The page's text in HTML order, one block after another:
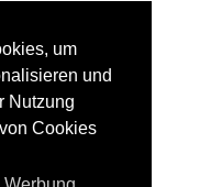
um
und
Nutzung
Cookies